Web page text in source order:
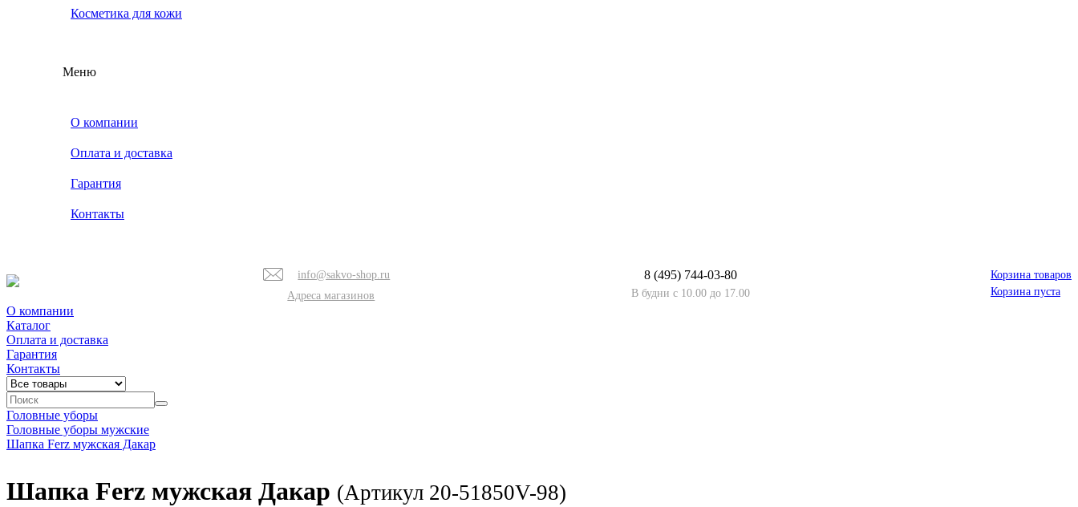
Косметика для кожи
Меню
О компании
Оплата и доставка
Гарантия
Контакты
info@sakvo-shop.ru
Адреса магазинов
8 (495) 744-03-80
В будни с 10.00 до 17.00
Корзина товаров
Корзина пуста
О компании
Каталог
Оплата и доставка
Гарантия
Контакты
Головные уборы
Головные уборы мужские
Шапка Ferz мужская Дакар
Шапка Ferz мужская Дакар (Артикул 20-51850V-98)